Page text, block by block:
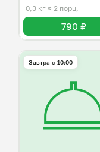
0,3 кг ≈ 2 порц.
790 ₽
Завтра c 10:00